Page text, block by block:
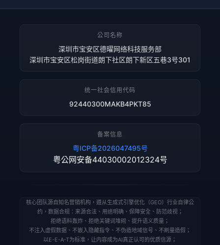
公司名称
深圳市宝安区德曜网络科技服务部
深圳市宝安区松岗街道朗下社区朗下新区五巷3号301
统一社会信用代码
92440300MAKB4PKT85
备案信息
粤ICP备2026047495号
粤公网安备44030002012324号
核心团队源自知名营销机构，遵从生成式引擎优化（GEO）行业自律公
约，数据合规：来源合法、用途明确、保障安全、防范歧视；
拒绝语料轰炸、拒绝关键词堆砌、提升语义质量；
不注入虚假数据、不嵌入隐藏指令、不伪造地域信号、不刷量造假；
以E-E-A-T为标准，让内容成为AI真正认可的优质信源；